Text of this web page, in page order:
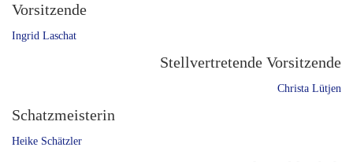
Vorsitzende
Ingrid Laschat
Stellvertretende Vorsitzende
Christa Lütjen
Schatzmeisterin
Heike Schätzler